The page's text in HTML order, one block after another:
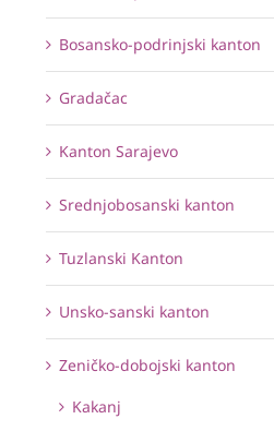
Bosansko-podrinjski kanton
Gradačac
Kanton Sarajevo
Srednjobosanski kanton
Tuzlanski Kanton
Unsko-sanski kanton
Zeničko-dobojski kanton
Kakanj